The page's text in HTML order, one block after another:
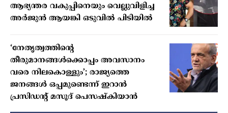
ആഭ്യന്തര വകുപ്പിനെയും വെല്ലുവിളിച്ച
അർജുൻ ആയങ്കി ഒടുവിൽ പിടിയിൽ
‘നേതൃത്വത്തിന്റെ
തീരുമാനങ്ങൾക്കൊപ്പം അവസാനം
വരെ നിലകൊള്ളും’; രാജ്യത്തെ
ജനങ്ങൾ ഒപ്പമുണ്ടെന്ന് ഇറാൻ
പ്രസിഡന്റ് മസൂദ് പെസഷ്കിയാൻ